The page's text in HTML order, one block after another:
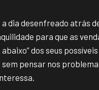
dia desenfreado atrás
para que as
dos seus
pensar nos